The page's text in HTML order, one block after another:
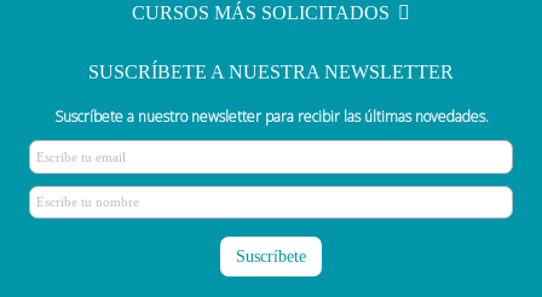
CURSOS MÁS SOLICITADOS
SUSCRÍBETE A NUESTRA NEWSLETTER
Suscríbete a nuestro newsletter para recibir las últimas novedades.